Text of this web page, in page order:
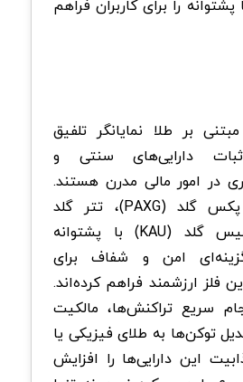
را برای کاربران فراهم
بر طلا نمایانگر تلفیق
ثبات دارایی‌های سنتی و
در امور مالی مدرن هستند.
توکن‌هایی نظیر پکس گلد (PAXG)، تتر گلد
(XAUT) و کینسیس گلد (KAU) با پشتوانه
امن و شفاف برای
فلز ارزشمند فراهم کرده‌اند.
سریع تراکنش‌ها، مالکیت
توکن‌ها به طلای فیزیکی یا
این دارایی‌ها را افزایش